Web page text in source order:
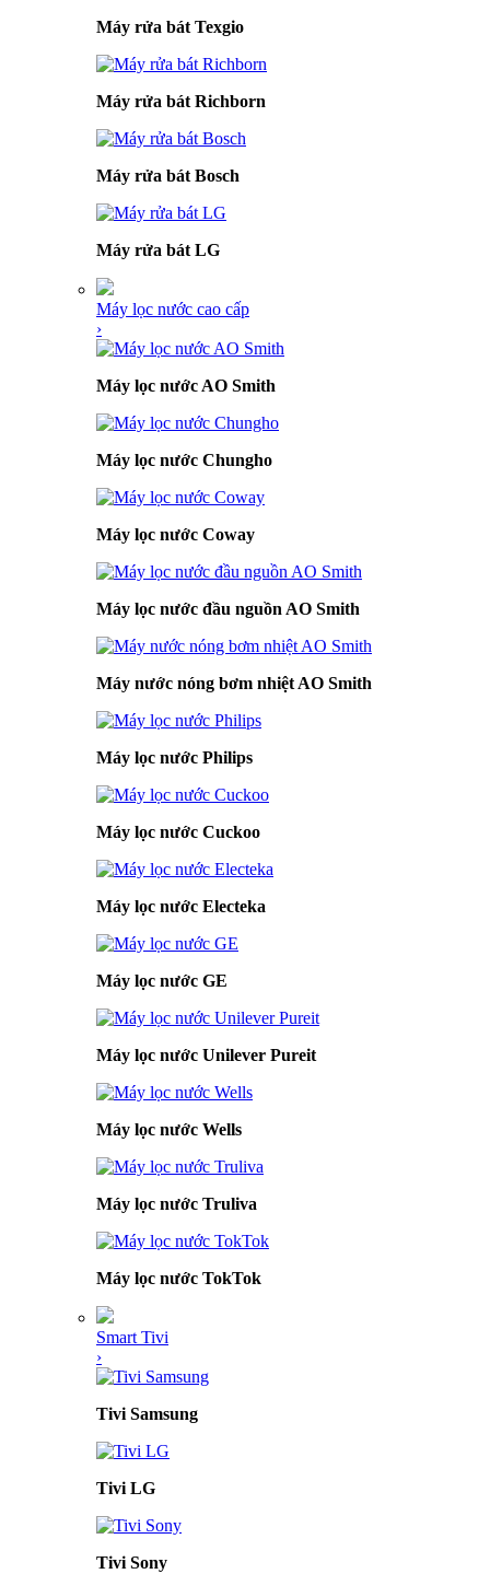
Máy rửa bát Texgio
Máy rửa bát Richborn
Máy rửa bát Bosch
Máy rửa bát LG
Máy lọc nước cao cấp
›
Máy lọc nước AO Smith
Máy lọc nước Chungho
Máy lọc nước Coway
Máy lọc nước đầu nguồn AO Smith
Máy nước nóng bơm nhiệt AO Smith
Máy lọc nước Philips
Máy lọc nước Cuckoo
Máy lọc nước Electeka
Máy lọc nước GE
Máy lọc nước Unilever Pureit
Máy lọc nước Wells
Máy lọc nước Truliva
Máy lọc nước TokTok
Smart Tivi
›
Tivi Samsung
Tivi LG
Tivi Sony